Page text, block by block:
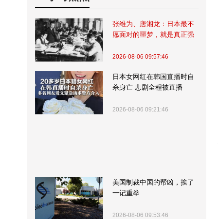
张维为、唐湘龙：日本最不
愿面对的噩梦，就是真正强
2026-08-06 09:57:46
日本女网红在韩国直播时自
杀身亡 悲剧全程被直播
2026-08-06 09:21:46
美国制裁中国的帮凶，挨了
一记重拳
2026-08-06 09:53:46